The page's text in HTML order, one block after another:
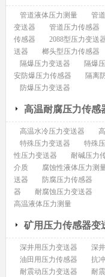
管道液体压力测量 管
变送器
管道压力传感器
传感器
2088型压力变送
送器
榔头型压力传感器
隔爆压力变送器
隔爆
安防爆压力传感器
隔离
防爆压力变送器
高温耐腐压力传感
高温水冷压力变送器
特殊压力变送器
特殊
性压力变送器
耐碱压力
介质
腐蚀性液体压力测
送器
防腐压力传感器
器
耐腐蚀压力变送器
高温液体压力测量
矿用压力传感器变
深井用压力变送器 深
油田用压力传感器
抗
耐震动压力变送器
耐